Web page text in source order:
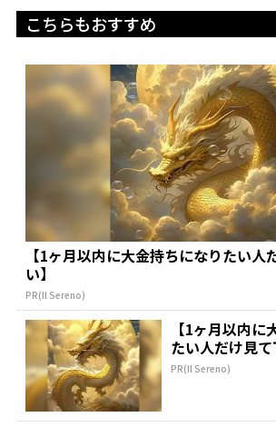
こちらもおすすめ
【1ヶ月以内に大金持ちになりたい人
い】
PR(Il Sereno)
【1ヶ月以内に
たい人だけ見て
PR(Il Sereno)